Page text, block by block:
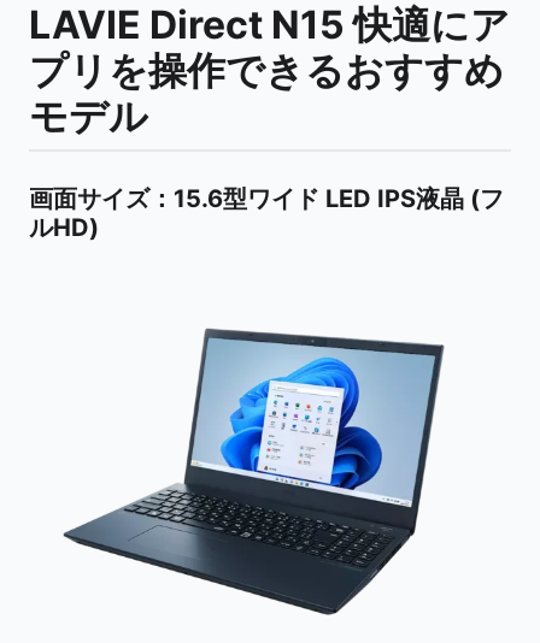
LAVIE Direct N15 快適にア
プリを操作できるおすすめ
モデル
画面サイズ：15.6型ワイド LED IPS液晶 (フ
ルHD)